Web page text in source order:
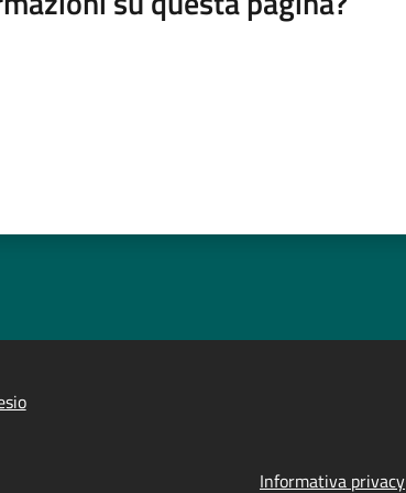
Informativa privacy